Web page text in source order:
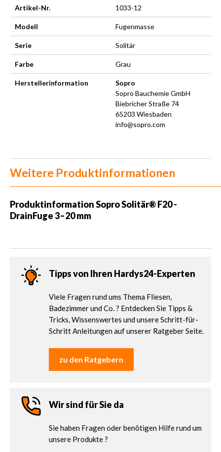
Artikel-Nr. 1033-12
Modell Fugenmasse
Serie Solitär
Farbe Grau
Herstellerinformation
Sopro
Sopro Bauchemie GmbH
Biebricher Straße 74
65203 Wiesbaden
info@sopro.com
Weitere Produktinformationen
Produktinformation Sopro Solitär® F20 -
DrainFuge 3–20 mm
Tipps von Ihren Hardys24-Experten
Viele Fragen rund ums Thema Fliesen,
Badezimmer und Co. ? Entdecken Sie Tipps &
Tricks, Wissenswertes und unsere Schritt-für-
Schritt Anleitungen auf unserer Ratgeber Seite.
zu den Ratgebern
Wir sind für Sie da
Sie haben Fragen oder benötigen Hilfe rund um
unsere Produkte ?